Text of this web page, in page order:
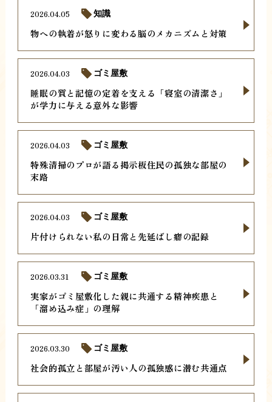
物への執着が怒りに変わる脳のメカニズムと対策
2026.04.05 知識
睡眠の質と記憶の定着を支える「寝室の清潔さ」
が学力に与える意外な影響
2026.04.03 ゴミ屋敷
特殊清掃のプロが語る掲示板住民の孤独な部屋の
末路
2026.04.03 ゴミ屋敷
片付けられない私の日常と先延ばし癖の記録
2026.04.03 ゴミ屋敷
実家がゴミ屋敷化した親に共通する精神疾患と
「溜め込み症」の理解
2026.03.31 ゴミ屋敷
社会的孤立と部屋が汚い人の孤独感に潜む共通点
2026.03.30 ゴミ屋敷